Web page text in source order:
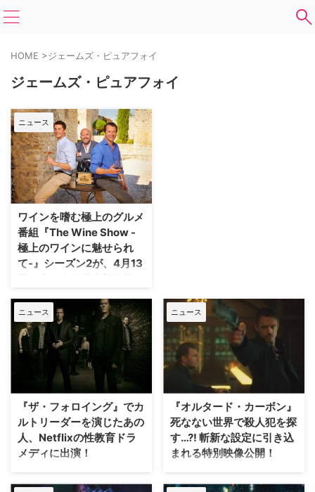
HOME >ジェームズ・ピュアフォイ
ジェームズ・ピュアフォイ
ニュース
ワインを嗜む極上のグルメ
番組『The Wine Show -
極上のワインに魅せられ
て-』シーズン2が、4月13
日（土）より日本初放送！
英国の人気俳優たちがワインのエ
キスパートとともにワインの奥深
さや素晴らしさ、さらにはラベル
の裏に潜む魅力を追求していく極
上のグルメ番組『The Wine
Show -極上のワインに魅せられ
て-』。そのシーズン2が、4月13
日（土）よりWOWOWプライム
にて日本初放送となる。 【関連
記事】世界を虜にするイケメン英
国俳優た…
ニュース
『ザ・フォロイング』でカ
ルトリーダーを演じたあの
人、Netflixの性教育ドラ
メディに出演！
サスペンス犯罪ドラマ『ザ・フォ
ロイング』のカルトリーダー、ジ
ニュース
『オルタード・カーボン』
死なない世界で殺人犯を探
す…?! 斬新な設定に引き込
まれる特別映像公開！
サイバーパンクの傑作小説を原作
としたNetflixオリジナルドラマ